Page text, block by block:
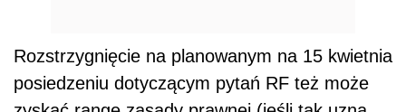
Rozstrzygnięcie na planowanym na 15 kwietnia
posiedzeniu dotyczącym pytań RF też może